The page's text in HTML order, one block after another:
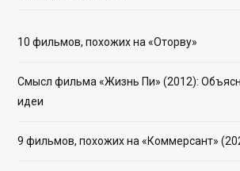
10 фильмов, похожих на «Оторву»
Смысл фильма «Жизнь Пи» (2012):
идеи
9 фильмов, похожих на «Коммерсант»